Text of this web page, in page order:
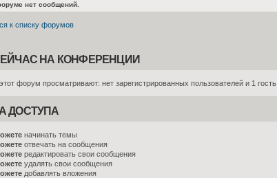
нет сообщений.
к списку форумов
НА КОНФЕРЕНЦИИ
форум просматривают: нет зарегистрированных пользователей и 1 гость
ДОСТУПА
начинать темы
отвечать на сообщения
редактировать свои сообщения
удалять свои сообщения
добавлять вложения